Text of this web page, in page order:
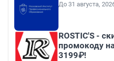
До 31 августа,
ROSTIC'S -
промокоду
3199₽!